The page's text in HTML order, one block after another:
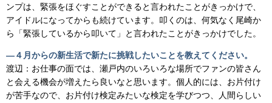
ンプは、緊張をほぐすことができると言われたことがきっかけで、
アイドルになってからも続けています。叩くのは、何気なく尾崎か
ら「緊張しているから叩いて」と言われたことがきっかけでした。
―４月からの新生活で新たに挑戦したいことを教えてください。
渡辺：お仕事の面では、瀬戸内のいろいろな場所でファンの皆さん
と会える機会が増えたら良いなと思います。個人的には、お片付け
が苦手なので、お片付け検定みたいな検定を学びつつ、人間らしい